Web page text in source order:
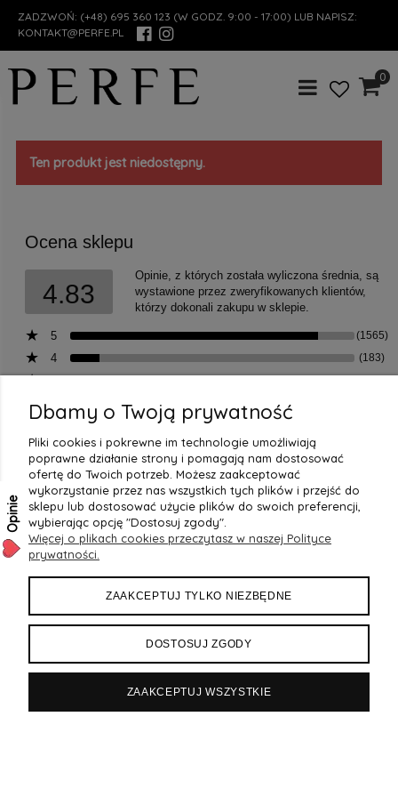
ZADZWOŃ: (+48) 695 360 123 (W GODZ. 9:00 - 17:00) LUB NAPISZ:
KONTAKT@PERFE.PL
0
Ten produkt jest niedostępny.
Ocena sklepu
4.83
Opinie, z których została wyliczona średnia, są
wystawione przez zweryfikowanych klientów,
którzy dokonali zakupu w sklepie.
5 (1565)
4 (183)
PŁATNOŚCI I DOSTAWA
REGULAMINY
OPINIE O NAS
Dbamy o Twoją prywatność
Pliki cookies i pokrewne im technologie umożliwiają
poprawne działanie strony i pomagają nam dostosować
ofertę do Twoich potrzeb. Możesz zaakceptować
wykorzystanie przez nas wszystkich tych plików i przejść do
sklepu lub dostosować użycie plików do swoich preferencji,
wybierając opcję "Dostosuj zgody".
Więcej o plikach cookies przeczytasz w naszej Polityce
prywatności.
ZAAKCEPTUJ TYLKO NIEZBĘDNE
DOSTOSUJ ZGODY
ZAAKCEPTUJ WSZYSTKIE
Opinie